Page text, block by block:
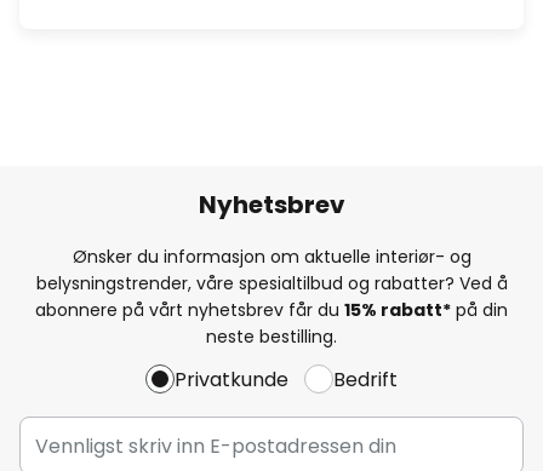
Nyhetsbrev
Ønsker du informasjon om aktuelle interiør- og
belysningstrender, våre spesialtilbud og rabatter? Ved å
abonnere på vårt nyhetsbrev får du 15% rabatt* på din
neste bestilling.
Privatkunde Bedrift